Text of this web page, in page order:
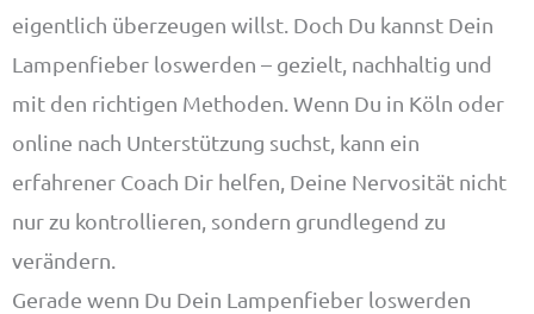
eigentlich überzeugen willst. Doch Du kannst Dein
Lampenfieber loswerden – gezielt, nachhaltig und
mit den richtigen Methoden. Wenn Du in Köln oder
online nach Unterstützung suchst, kann ein
erfahrener Coach Dir helfen, Deine Nervosität nicht
nur zu kontrollieren, sondern grundlegend zu
verändern.
Gerade wenn Du Dein Lampenfieber loswerden